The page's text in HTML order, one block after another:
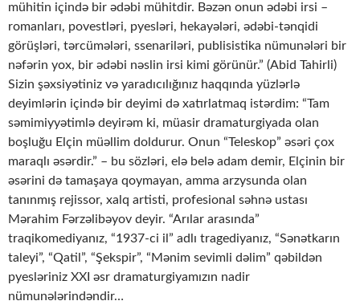
mühitin içində bir ədəbi mühitdir. Bəzən onun ədəbi irsi –
romanları, povestləri, pyesləri, hekayələri, ədəbi-tənqidi
görüşləri, tərcümələri, ssenariləri, publisistika nümunələri bir
nəfərin yox, bir ədəbi nəslin irsi kimi görünür.” (Abid Tahirli)
Sizin şəxsiyətiniz və yaradıcılığınız haqqında yüzlərlə
deyimlərin içində bir deyimi də xatırlatmaq istərdim: “Tam
səmimiyyətimlə deyirəm ki, müasir dramaturgiyada olan
boşluğu Elçin müəllim doldurur. Onun “Teleskop” əsəri çox
maraqlı əsərdir.” – bu sözləri, elə belə adam demir, Elçinin bir
əsərini də tamaşaya qoymayan, amma arzysunda olan
tanınmış rejissor, xalq artisti, profesional səhnə ustası
Mərahim Fərzəlibəyov deyir. “Arılar arasında”
traqikomediyanız, “1937-ci il” adlı tragediyanız, “Sənətkarın
taleyi”, “Qatil”, “Şekspir”, “Mənim sevimli dəlim” qəbildən
pyesləriniz XXI əsr dramaturgiyamızın nadir
nümunələrindəndir…